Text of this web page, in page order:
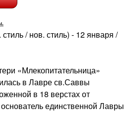
/ нов. стиль) - 12 января /
«Млекопитательница»
в Лавре св.Саввы
в 18 верстах от
единственной Лавры